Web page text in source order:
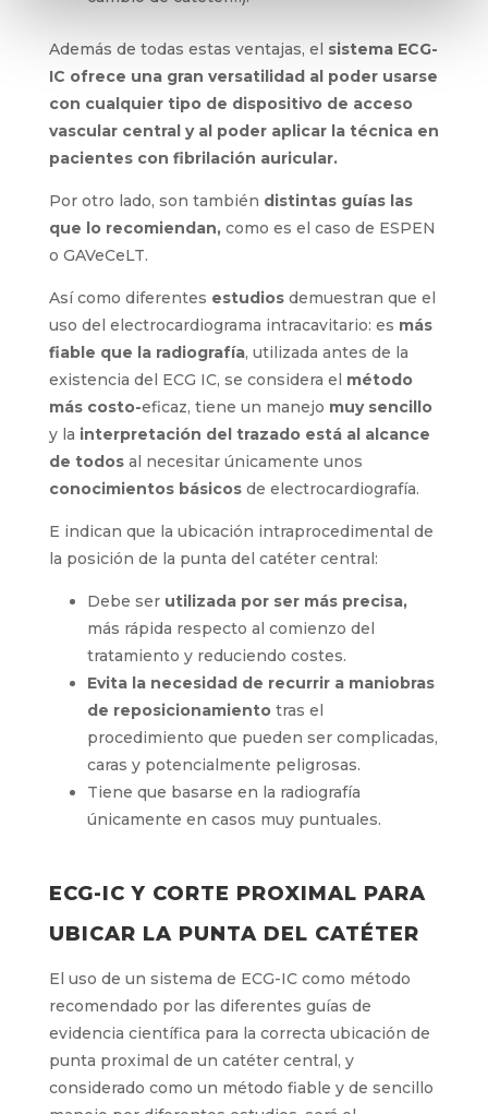
intervencionista o convencional, o
Permite evitar el sobre coste atribuido a
otros métodos de comprobación más
lentos (tiempo de enfermería, radiólogos,
celadores), y a los posicionamientos
cambio de catéter…).
Además de todas estas ventajas, el
usarse con cualquier tipo de dispositivo de
acceso vascular central y al poder aplicar la
técnica en pacientes con fibrilación
auricular.
Por otro lado, son tambiéndistintas guías las
que lo recomiendan, como es el caso de
ESPEN o GAVeCeLT.
Así como diferentesestudiosdemuestran que
el uso del electrocardiograma intracavitario: es
de la existencia del ECG IC, se considera el
método más costo-eficaz, tiene un manejo
muy sencilloy lainterpretación del trazado
está al alcance de todosal necesitar
únicamente unosconocimientos básicos
electrocardiografía.
E indican que la ubicación intraprocedimental
de la posición de la punta del catéter central:
más rápida respecto al comienzo del
Evita la necesidad de recurrir a
complicadas, caras y potencialmente
Tiene que basarse en la radiografía
únicamente en casos muy puntuales.